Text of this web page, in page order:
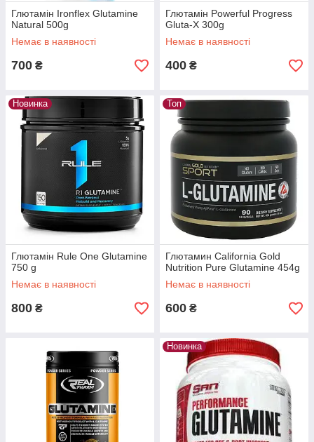
Глютамін Ironflex Glutamine
Natural 500g
Немає в наявності
700 ₴
Глютамін Powerful Progress
Gluta-X 300g
Немає в наявності
400 ₴
Новинка
Глютамін Rule One Glutamine
750 g
Немає в наявності
800 ₴
Топ
Глютамин California Gold
Nutrition Pure Glutamine 454g
Немає в наявності
600 ₴
Новинка